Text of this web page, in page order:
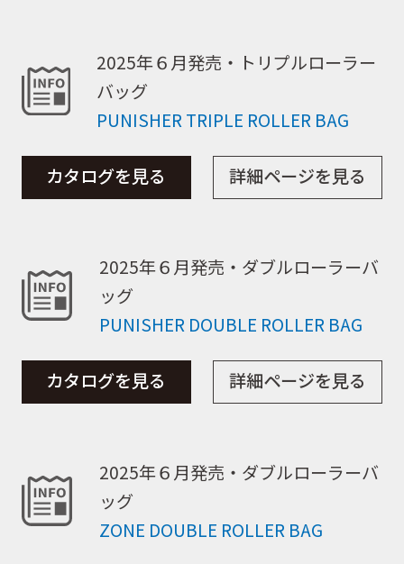
取扱ブランド
2025年６月発売・トリプルローラー
バッグ
PUNISHER TRIPLE ROLLER BAG
カタログを見る 詳細ページを見る
2025年６月発売・ダブルローラーバ
ッグ
PUNISHER DOUBLE ROLLER BAG
カタログを見る 詳細ページを見る
2025年６月発売・ダブルローラーバ
ッグ
ZONE DOUBLE ROLLER BAG